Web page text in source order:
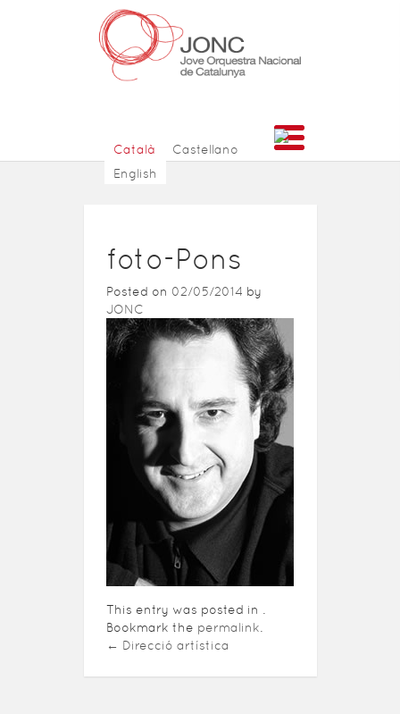
Català
Castellano
English
foto-Pons
Posted on 02/05/2014 by
JONC
This entry was posted in .
Bookmark the permalink
← Direcció artística